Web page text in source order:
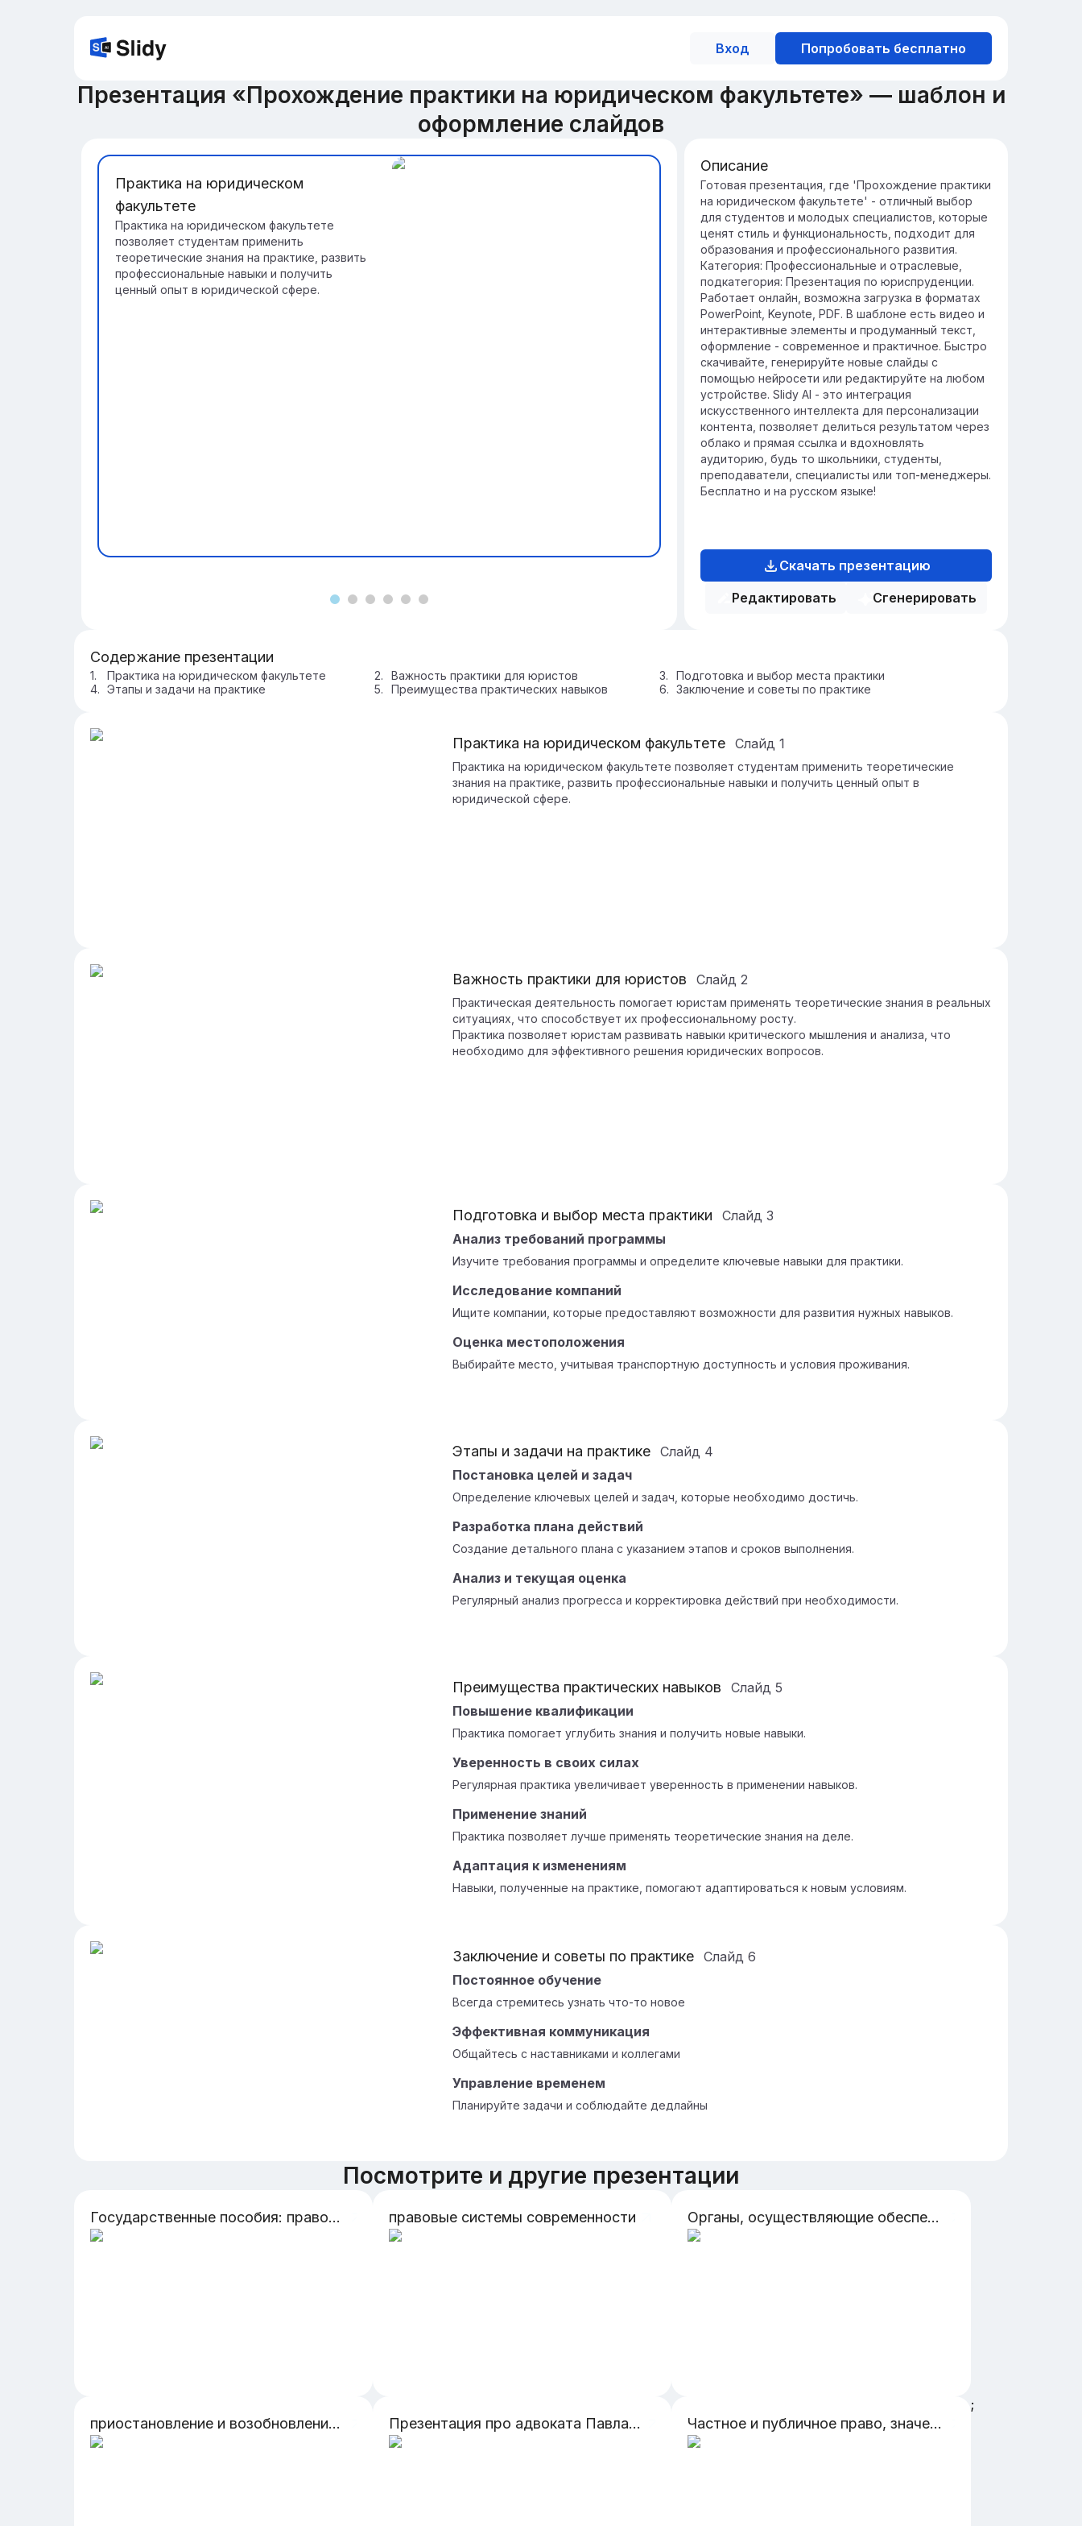
Вход Попробовать бесплатно
Презентация «Прохождение практики на юридическом факультете» — шаблон и
оформление слайдов
Практика на юридическом
факультете
Практика на юридическом факультете
позволяет студентам применить
теоретические знания на практике, развить
профессиональные навыки и получить
ценный опыт в юридической сфере.
Важность практики для юристов
Практическая деятельность помогает
юристам применять теоретические знания в
реальных ситуациях, что способствует их
профессиональному росту.
Практика позволяет юристам развивать
навыки критического мышления и анализа,
что необходимо для эффективного решения
юридических вопросов.
Описание
Готовая презентация, где 'Прохождение практики
на юридическом факультете' - отличный выбор
для студентов и молодых специалистов, которые
ценят стиль и функциональность, подходит для
образования и профессионального развития.
Категория: Профессиональные и отраслевые,
подкатегория: Презентация по юриспруденции.
Работает онлайн, возможна загрузка в форматах
PowerPoint, Keynote, PDF. В шаблоне есть видео и
интерактивные элементы и продуманный текст,
оформление - современное и практичное. Быстро
скачивайте, генерируйте новые слайды с
помощью нейросети или редактируйте на любом
устройстве. Slidy AI - это интеграция
искусственного интеллекта для персонализации
контента, позволяет делиться результатом через
облако и прямая ссылка и вдохновлять
аудиторию, будь то школьники, студенты,
преподаватели, специалисты или топ-менеджеры.
Бесплатно и на русском языке!
Скачать презентацию
Редактировать
Сгенерировать
Содержание презентации
Практика на юридическом факультете Важность практики для юристов
Подготовка и выбор места практики
Этапы и задачи на практике
Преимущества практических навыков Заключение и советы по практике
Практика на юридическом факультете Слайд 1
Практика на юридическом факультете позволяет студентам применить теоретические
знания на практике, развить профессиональные навыки и получить ценный опыт в
юридической сфере.
Важность практики для юристов Слайд 2
Практическая деятельность помогает юристам применять теоретические знания в реальных
ситуациях, что способствует их профессиональному росту.
Практика позволяет юристам развивать навыки критического мышления и анализа, что
необходимо для эффективного решения юридических вопросов.
Подготовка и выбор места практики Слайд 3
Анализ требований программы
Изучите требования программы и определите ключевые навыки для практики.
Исследование компаний
Ищите компании, которые предоставляют возможности для развития нужных навыков.
Оценка местоположения
Выбирайте место, учитывая транспортную доступность и условия проживания.
Этапы и задачи на практике Слайд 4
Постановка целей и задач
Определение ключевых целей и задач, которые необходимо достичь.
Разработка плана действий
Создание детального плана с указанием этапов и сроков выполнения.
Анализ и текущая оценка
Регулярный анализ прогресса и корректировка действий при необходимости.
Преимущества практических навыков Слайд 5
Повышение квалификации
Практика помогает углубить знания и получить новые навыки.
Уверенность в своих силах
Регулярная практика увеличивает уверенность в применении навыков.
Применение знаний
Практика позволяет лучше применять теоретические знания на деле.
Адаптация к изменениям
Навыки, полученные на практике, помогают адаптироваться к новым условиям.
Заключение и советы по практике Слайд 6
Постоянное обучение
Всегда стремитесь узнать что-то новое
Эффективная коммуникация
Общайтесь с наставниками и коллегами
Управление временем
Планируйте задачи и соблюдайте дедлайны
Посмотрите и другие презентации
Государственные пособия: правовые аспекты назначения и выплаты правовые системы современности Органы, осуществляющие обеспечение граждан страховыми пособиями на предприятиях
приостановление и возобновление предварительного расследования Презентация про адвоката Павла Алексеевича Астахова Частное и публичное право, значение данного деления для российской правовой системы
;